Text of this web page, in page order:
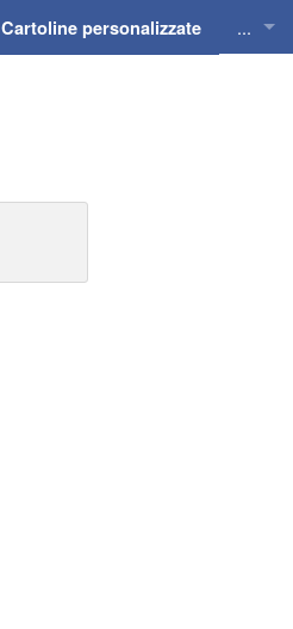
Cartoline personalizzate ...